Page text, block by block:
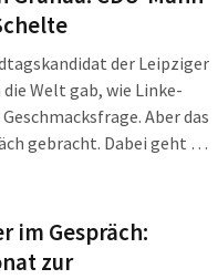
der Leipziger
die Welt gab, wie Linke-
Aber das
gebracht. Dabei geht es
gibt.
im Gespräch:
zur